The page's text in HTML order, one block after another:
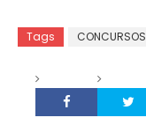
Tags CONCURSOS